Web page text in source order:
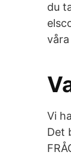
du
Vi
Det